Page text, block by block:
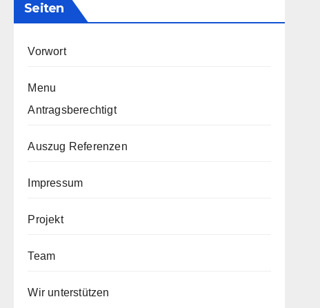
Seiten
Vorwort
Menu
Antragsberechtigt
Auszug Referenzen
Impressum
Projekt
Team
Wir unterstützen